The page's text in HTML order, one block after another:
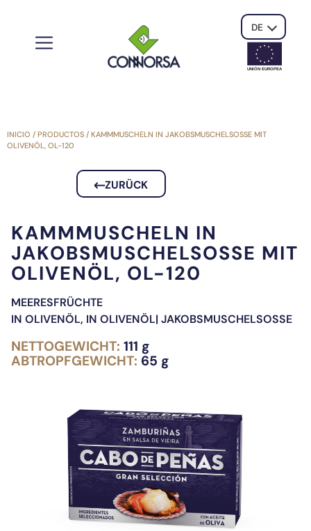
DE
UNIÓN EUROPEA
INICIO / PRODUCTOS / KAMMMUSCHELN IN JAKOBSMUSCHELSOSSE MIT O
LIVENÖL, OL-120
ZURÜCK
KAMMMUSCHELN IN
JAKOBSMUSCHELSOSSE MIT O
LIVENÖL, OL-120
MEERESFRÜCHTE
IN OLIVENÖL, IN OLIVENÖL| JAKOBSMUSCHELSOSSE
NETTOGEWICHT: 111 g
ABTROPFGEWICHT: 65 g